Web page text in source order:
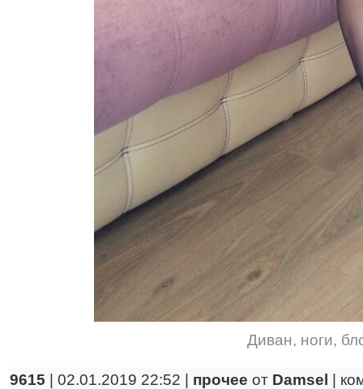
Диван, ноги,
9615 | 02.01.2019 22:52 | прочее от Damsel